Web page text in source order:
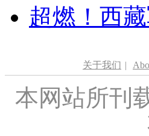
超燃！西
关于我们 |
本网站所刊